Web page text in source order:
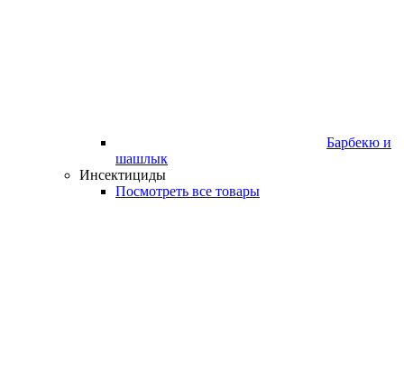
Барбекю и
шашлык
Инсектициды
Посмотреть все товары